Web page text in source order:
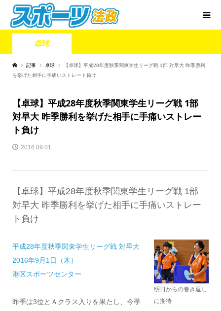
卓球
記事 卓球
【卓球】平成28年度秋季関東学生リーグ戦 1部 対早大 昨季勝利
を挙げた相手に手痛いストレート負け
【卓球】平成28年度秋季関東学生リーグ戦 1部
対早大 昨季勝利を挙げた相手に手痛いストレー
ト負け
2016.09.01
【卓球】平成28年度秋季関東学生リーグ戦 1部
対早大 昨季勝利を挙げた相手に手痛いストレー
ト負け
平成28年度秋季関東学生リーグ戦 対早大
2016年9月1日（木）
港区スポーツセンター
昨季は3位とＡクラス入りを果たし、今季
明日からの巻き返し
に期待